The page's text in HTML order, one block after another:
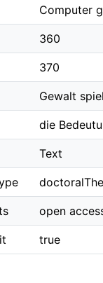
Computer
360
370
Gewalt
die
Text
open
true